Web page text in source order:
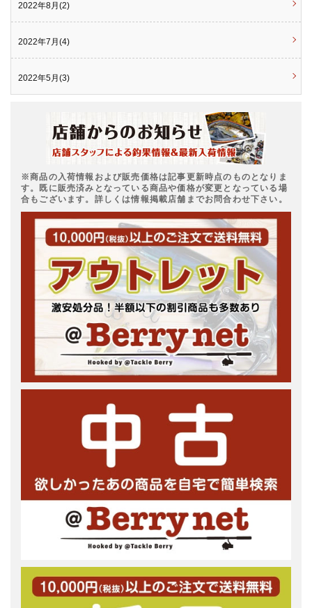
2022年8月(2)
2022年7月(4)
2022年5月(3)
※商品の入荷情報および販売価格は記事更新時点のものとなりま
す。既に販売済みとなっている商品や価格が変更となっている場
合もございます。詳しくは情報掲載店舗までお問合わせ下さい。